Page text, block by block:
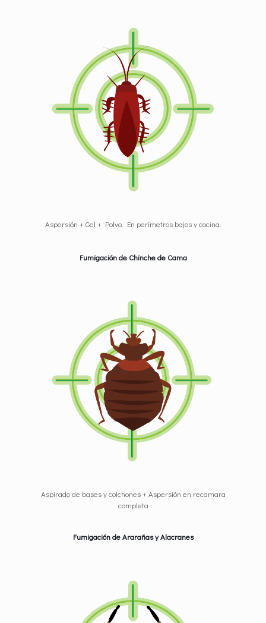
Aspersión + Gel + Polvo. En perímetros bajos y cocina.
Fumigación de Chinche de Cama
Aspirado de bases y colchones + Aspersión en recamara
completa
Fumigación de Ararañas y Alacranes